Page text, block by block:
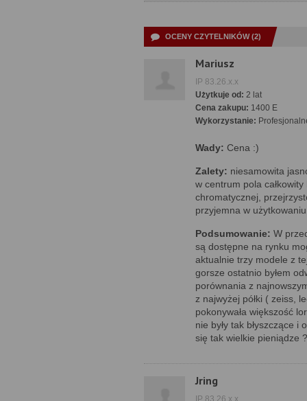
OCENY CZYTELNIKÓW (2)
Mariusz
IP 83.26.x.x
Użytkuje od: 2 lat
Cena zakupu: 1400 E
Wykorzystanie:
Wady: Cena :)
Zalety: niesamowita
w centrum pola
chromatycznej,
przyjemna w
Podsumowanie: W
są dostępne na rynku
aktualnie trzy modele z
gorsze ostatnio byłem
porównania z
z najwyżej półki ( zeiss,
pokonywała większość
nie były tak błyszczące
się tak wielkie pieniądze
Jring
IP 83.26.x.x